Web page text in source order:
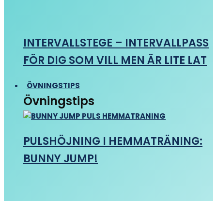
INTERVALLSTEGE – INTERVALLPASS
FÖR DIG SOM VILL MEN ÄR LITE LAT
ÖVNINGSTIPS
Övningstips
PULSHÖJNING I HEMMATRÄNING:
BUNNY JUMP!